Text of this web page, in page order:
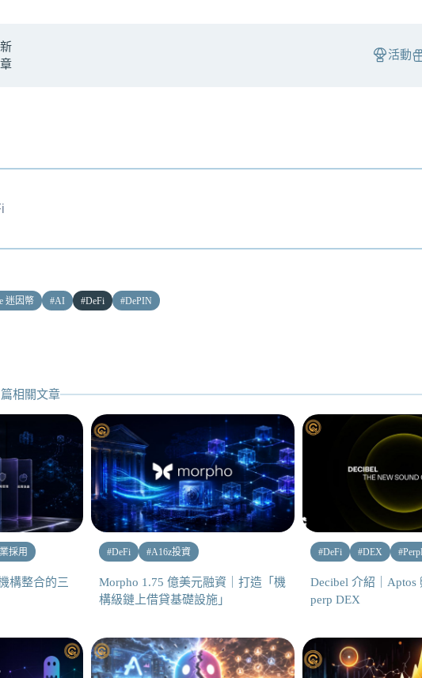
活動
迷因幣 #AI #DeFi #DePIN
篇相關文章
採用
構整合的三
#DeFi #A16z投資
Morpho 1.75 億美元融資｜打造「機
構級鏈上借貸基礎設施」
#DeFi #DEX #
Decibel 介紹｜Aptos
perp DEX